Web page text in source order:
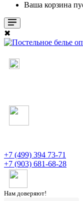
Ваша корзина
✖
+7 (499) 394 73-71
+7 (903) 681-68-28
Нам доверяют!